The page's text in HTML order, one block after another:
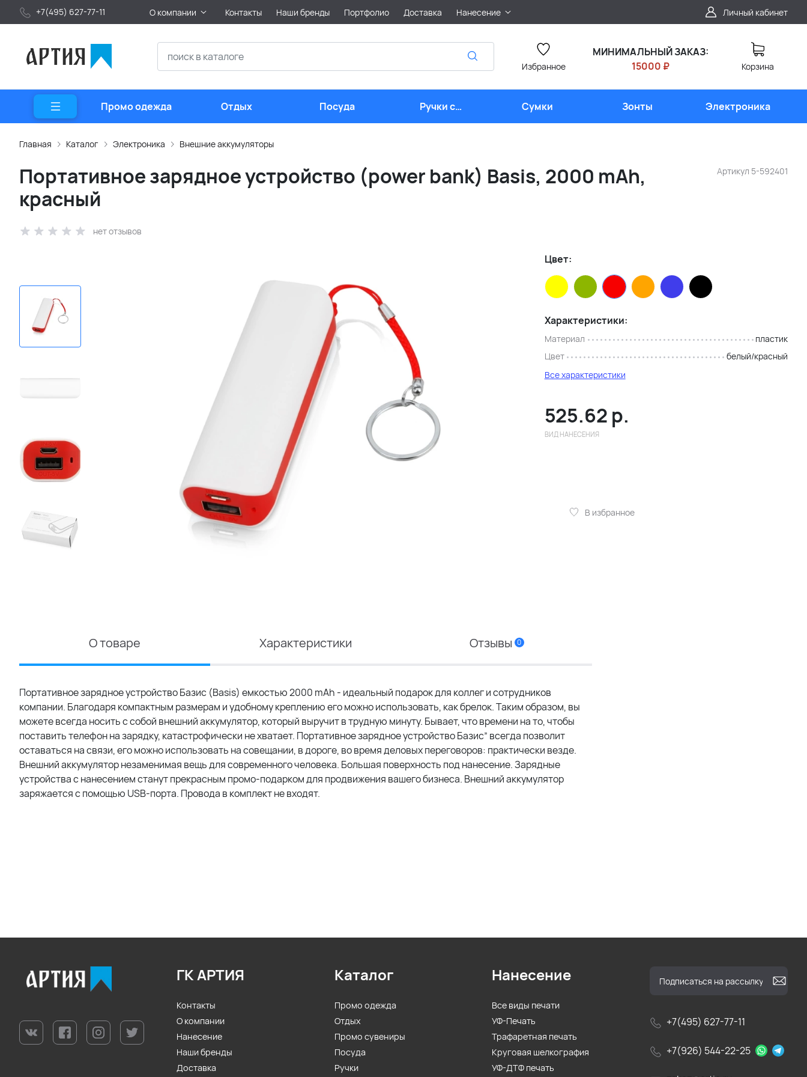
+7(495) 627-77-11 О компании Контакты Наши бренды Портфолио Доставка Нанесение Личный кабинет
Избранное
МИНИМАЛЬНЫЙ ЗАКАЗ:
15000 ₽
Корзина
Промо одежда Отдых Посуда
Ручки с
логотипом
Сумки Зонты Электроника
Главная Каталог Электроника Внешние аккумуляторы
Артикул 5-592401
Портативное зарядное устройство (power bank) Basis, 2000 mAh,
красный
нет отзывов
Цвет:
Характеристики:
Материал
пластик
Цвет
белый/красный
Все характеристики
525.62 р.
ВИД НАНЕСЕНИЯ
В избранное
О товаре Характеристики Отзывы 0
Портативное зарядное устройство Базис (Basis) емкостью 2000 mAh - идеальный подарок для коллег и сотрудников
компании. Благодаря компактным размерам и удобному креплению его можно использовать, как брелок. Таким образом, вы
можете всегда носить с собой внешний аккумулятор, который выручит в трудную минуту. Бывает, что времени на то, чтобы
поставить телефон на зарядку, катастрофически не хватает. Портативное зарядное устройство Базис” всегда позволит
оставаться на связи, его можно использовать на совещании, в дороге, во время деловых переговоров: практически везде.
Внешний аккумулятор незаменимая вещь для современного человека. Большая поверхность под нанесение. Зарядные
устройства с нанесением станут прекрасным промо-подарком для продвижения вашего бизнеса. Внешний аккумулятор
заряжается с помощью USB-порта. Провода в комплект не входят.
+7(495) 627-77-11
+7(926) 544-22-25
ГК АРТИЯ
Контакты
О компании
Нанесение
Наши бренды
Доставка
Каталог
Промо одежда
Отдых
Промо сувениры
Посуда
Ручки
Нанесение
Все виды печати
УФ-Печать
Трафаретная печать
Круговая шелкография
УФ-ДТФ печать